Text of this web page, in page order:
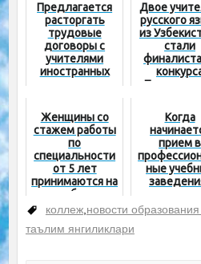
Предлагается
расторгать
трудовые
договоры с
учителями
иностранных
сертификата
уровня B2
Двое
русского
из
стали
Женщины со
стажем работы
по
специальности
от 5 лет
принимаются на
учебу на
основании
Когда
прием в
ные
коллеж, новости образования
таълим янгиликлари